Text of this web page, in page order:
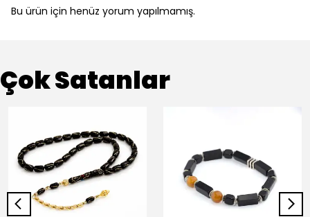
Bu ürün için henüz yorum yapılmamış.
Çok Satanlar